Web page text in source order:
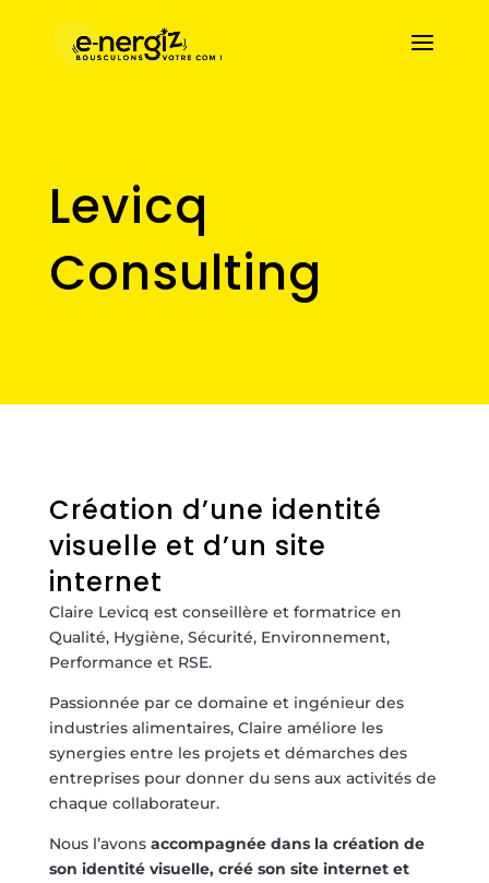
Levicq
Consulting
Création d’une identité
visuelle et d’un site
internet
Claire Levicq est conseillère et formatrice en
Qualité, Hygiène, Sécurité, Environnement,
Performance et RSE.
Passionnée par ce domaine et ingénieur des
industries alimentaires, Claire améliore les
synergies entre les projets et démarches des
entreprises pour donner du sens aux activités de
chaque collaborateur.
Nous l’avons accompagnée dans la création de
son identité visuelle, créé son site internet et